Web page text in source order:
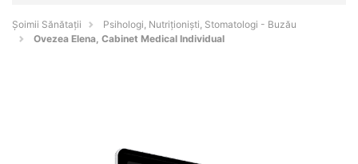
Şoimii Sănătații
Psihologi, Nutriționiști, Stomatologi - Buzău
Ovezea Elena, Cabinet Medical Individual